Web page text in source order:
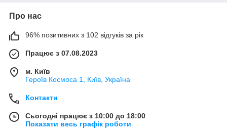
Про нас
96% позитивних з 102 відгуків за рік
Працює з 07.08.2023
м. Київ
Героїв Космоса 1, Київ, Україна
Контакти
Сьогодні працює з 10:00 до 18:00
Показати весь графік роботи